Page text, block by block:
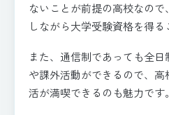
ないことが前提の高校なの
しながら大学受験資格を得る
また、通信制であっても全
や課外活動ができるので、
活が満喫できるのも魅力です。